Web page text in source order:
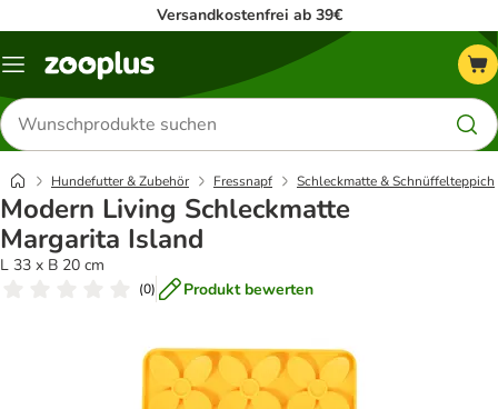
Versandkostenfrei ab 39€
Menü
Produkte
suchen
Hundefutter & Zubehör Fressnapf Schleckmatte & Schnüffelteppich
Modern Living Schleckmatte
Margarita Island
L 33 x B 20 cm
(0) Produkt bewerten